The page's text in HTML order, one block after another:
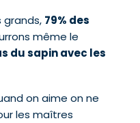
79% des
même le
du sapin avec les
on aime on ne
les maîtres